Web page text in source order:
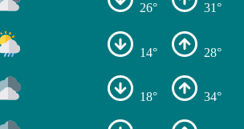
26° 31°
14° 28°
18° 34°